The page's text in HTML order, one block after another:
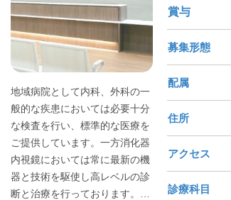
地域病院として内科、外科の一
般的な疾患においては必要十分
な検査を行い、標準的な医療を
ご提供しています。一方消化器
内視鏡においては常に最新の機
器と技術を駆使し高レベルの診
断と治療を行っております。内
賞与
募集形態
配属
住所
アクセス
診療科目